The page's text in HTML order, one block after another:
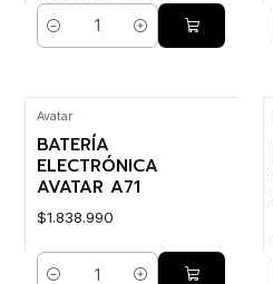
Cantidad
Avatar
BATERÍA
ELECTRÓNICA
AVATAR A71
$1.838.990